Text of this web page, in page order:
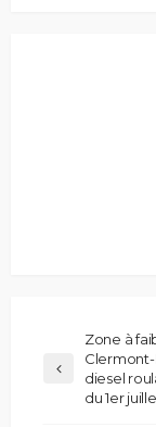
Zone à
diesel
du 1er